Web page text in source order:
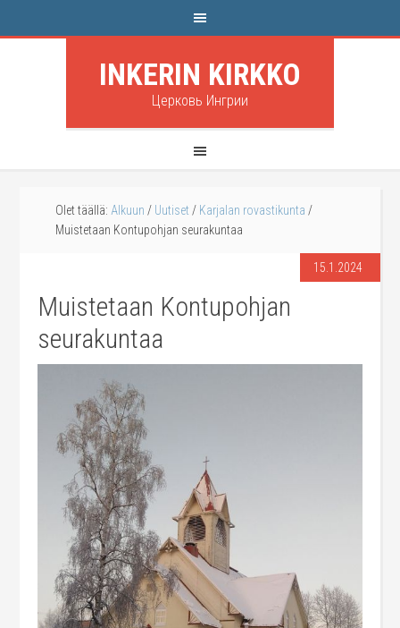
INKERIN KIRKKO
Церковь Ингрии
Olet täällä: Alkuun / Uutiset / Karjalan rovastikunta /
Muistetaan Kontupohjan seurakuntaa
15.1.2024
Muistetaan Kontupohjan
seurakuntaa